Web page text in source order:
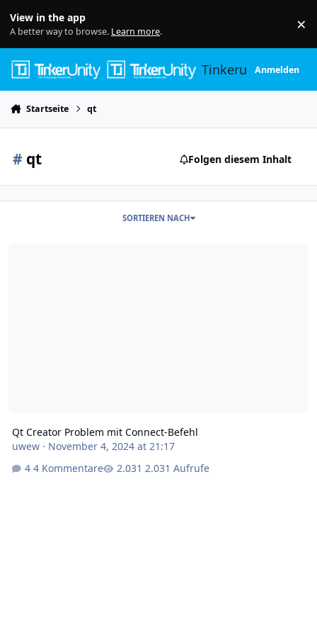
View in the app
A better way to browse. Learn more. ×
TinkerunityAnmelden
Startseite qt
# qt Folgen diesem Inhalt
SORTIEREN NACH
Qt Creator Problem mit Connect-Befehl
uwew· November 4, 2024 at 21:17
4 Kommentare
2.031 Aufrufe